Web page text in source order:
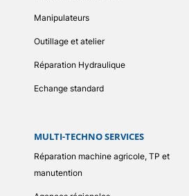
Manipulateurs
Outillage et atelier
Réparation Hydraulique
Echange standard
MULTI-TECHNO SERVICES
Réparation machine agricole, TP et
manutention